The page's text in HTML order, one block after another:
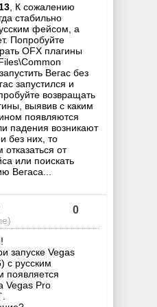
, К сожалению
стабильно
фейсом, а
Попробуйте
OFX плагины
Вегас без
запустился и
возвращать
выявив с каким
появляются
падения возникают
без них, то
отказаться от
или поискать
Вегаса...
0
запуске Vegas
с русским
появляется
Vegas Pro